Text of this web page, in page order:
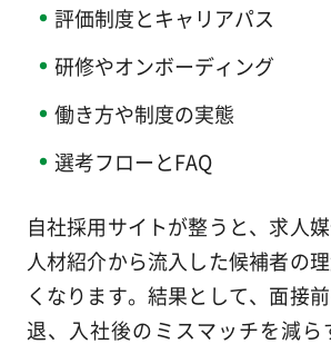
評価制度とキャリアパス
研修やオンボーディング
働き方や制度の実態
選考フローとFAQ
自社採用サイトが整うと、求人媒
人材紹介から流入した候補者の
くなります。結果として、面接
退、入社後のミスマッチを減ら